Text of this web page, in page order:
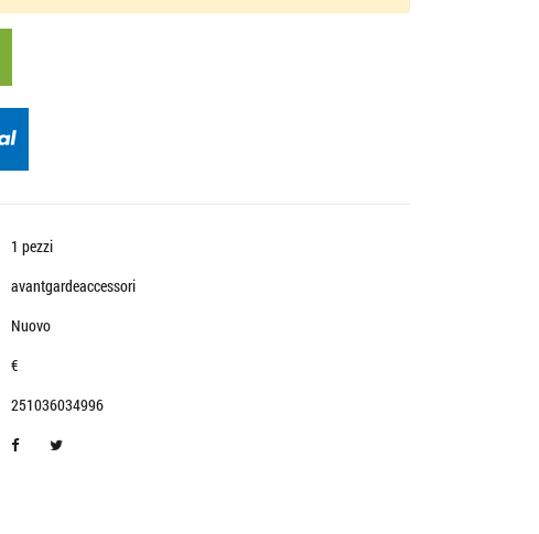
1 pezzi
avantgardeaccessori
Nuovo
€
251036034996